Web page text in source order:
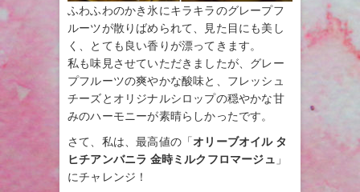
ふわふわのかき氷にキラキラのグレープフ
ルーツが散りばめられて、見た目にも美し
く、とても良い香りが漂ってきます。
私も味見させていただきましたが、グレー
プフルーツの爽やかな酸味と、フレッシュ
チーズとオリジナルシロップの穏やかな甘
みのハーモニーが素晴らしかったです。
さて、私は、最高値の「オリーブオイル タ
ヒチアンバニラ 金時ミルクフロマージュ 」
にチャレンジ！